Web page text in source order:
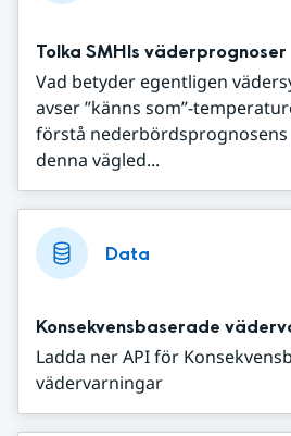
Tolka SMHIs väderprognoser
Vad betyder egentligen
avser ”känns som”-
förstå
denna vägled...
Data
Konsekvensbaserade
Ladda ner API för
vädervarningar